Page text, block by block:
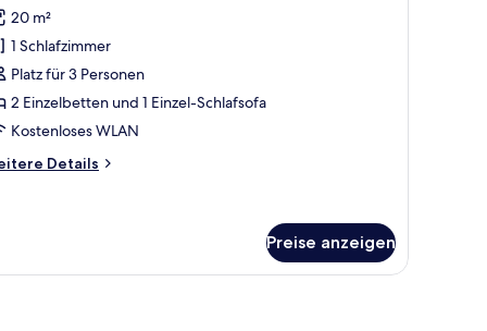
20 m²
1 Schlafzimmer
Platz für 3 Personen
2 Einzelbetten und 1 Einzel-Schlafsofa
Kostenloses WLAN
Details
Preise anzeigen